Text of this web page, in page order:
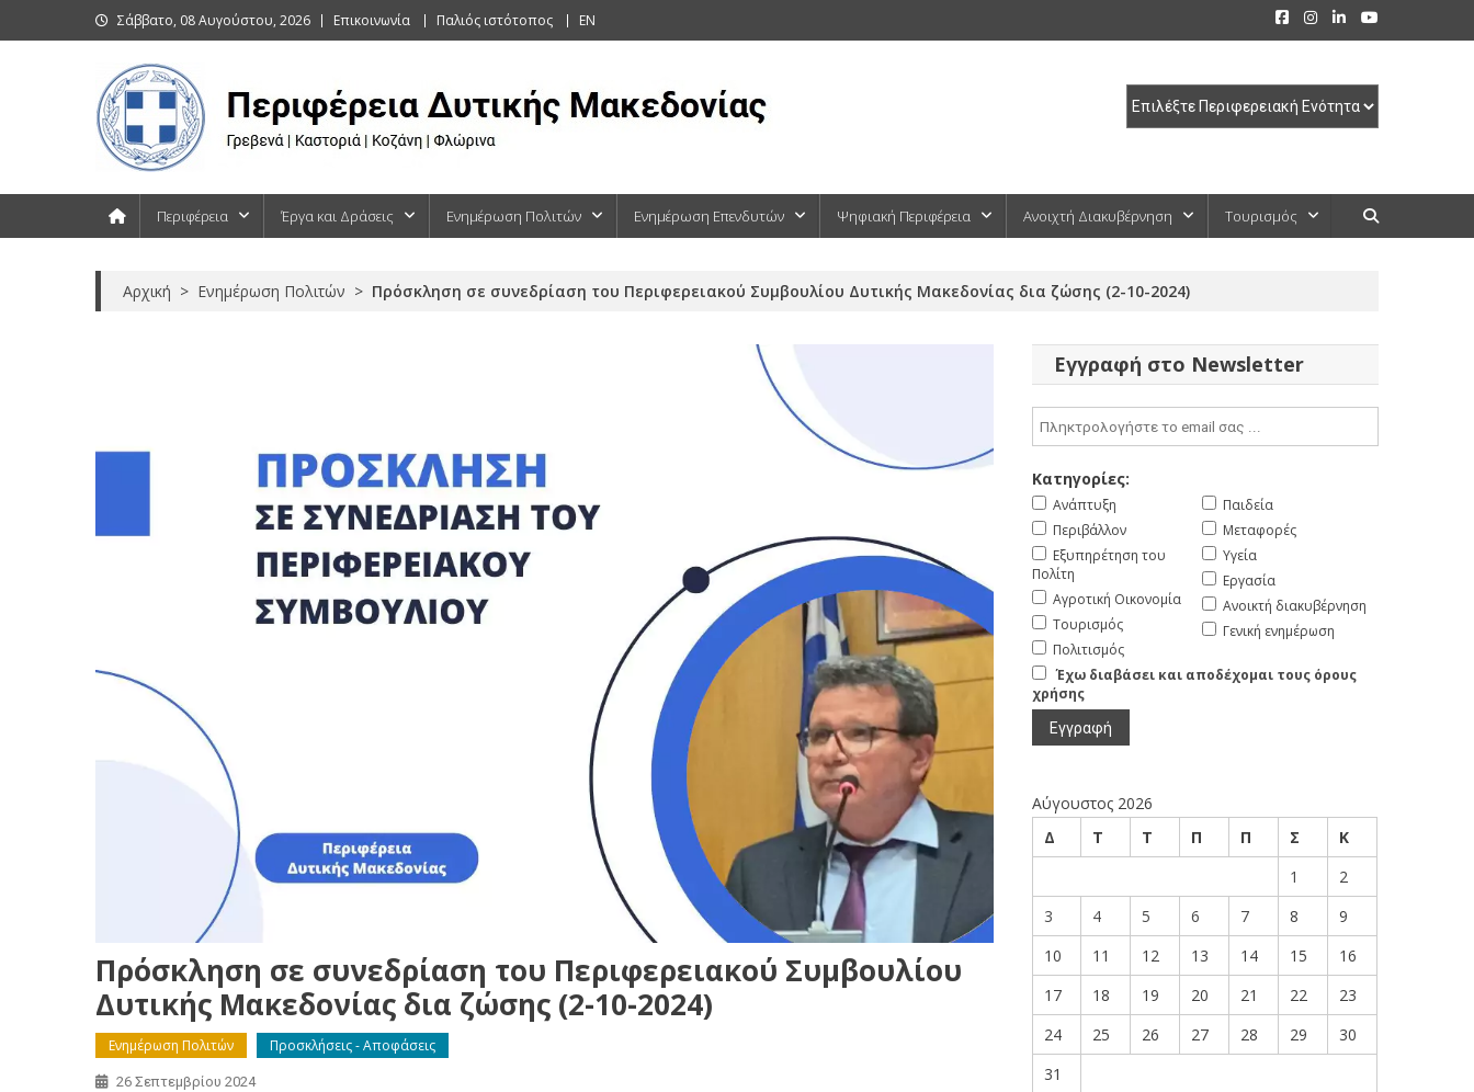
to
Σάββατο, 08 Αυγούστου, 2026 Επικοινωνία Παλιός ιστότοπος EN
Περιφέρεια Έργα και Δράσεις Ενημέρωση Πολιτών Ενημέρωση Επενδυτών Ψηφιακή Περιφέρεια Ανοιχτή Διακυβέρνηση Τουρισμός
Αρχική > Ενημέρωση Πολιτών > Πρόσκληση σε συνεδρίαση του Περιφερειακού Συμβουλίου Δυτικής Μακεδονίας δια ζώσης (2-10-2024)
Πρόσκληση σε συνεδρίαση του Περιφερειακού Συμβουλίου
Δυτικής Μακεδονίας δια ζώσης (2-10-2024)
Ενημέρωση Πολιτών Προσκλήσεις - Αποφάσεις
26 Σεπτεμβρίου 2024
Εγγραφή στο Newsletter
Κατηγορίες:
Ανάπτυξη
Περιβάλλον
Εξυπηρέτηση του
Πολίτη
Αγροτική Οικονομία
Τουρισμός
Πολιτισμός
Παιδεία
Μεταφορές
Υγεία
Εργασία
Ανοικτή διακυβέρνηση
Γενική ενημέρωση
Έχω διαβάσει και αποδέχομαι τους όρους
χρήσης
Αύγουστος 2026
Δ
Τ Τ Π Π Σ
Κ
1
2
3
4 5 6 7 8
9
10
11 12 13 14 15
16
17
18 19 20 21 22
23
24
25 26 27 28 29
30
31